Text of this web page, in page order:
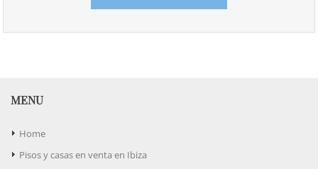
MENU
Home
Pisos y casas en venta en Ibiza